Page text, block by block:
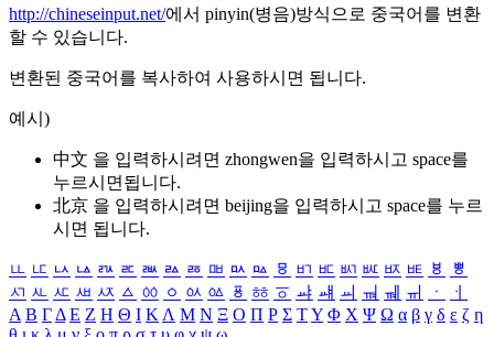
http://chineseinput.net/에서 pinyin(병음)방식으로 중국어를 변환
할 수 있습니다.
변환된 중국어를 복사하여 사용하시면 됩니다.
예시)
中文 을 입력하시려면 zhongwen을 입력하시고 space를
누르시면됩니다.
北京 을 입력하시려면 beijing을 입력하시고 space를 누르
시면 됩니다.
ㅥ ㅦ ㅧ ㅨ ㅩ ㅪ ㅫ ㅬ ㅭ ㅮ ㅯ ㅰ ㅱ ㅲ ㅳ ㅴ ㅵ ㅶ ㅷ ㅸ
ㅹ
ㅺ ㅻ ㅼ ㅽ ㅾ ㅿ ㆀ ㆁ ㆂ ㆃ ㆄ ㆅ ㆆ ㆇ ㆈ ㆉ ㆊ ㆋ ㆌ ㆍ
ㆎ
Α Β ΓΔ Ε Ζ Η Θ Ι ΚΛ Μ Ν Ξ Ο Π Ρ Σ ΤΥ Φ Χ Ψ Ω α β γ δ ε ζ η